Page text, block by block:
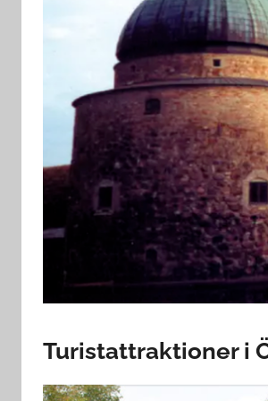
Turistattraktioner i